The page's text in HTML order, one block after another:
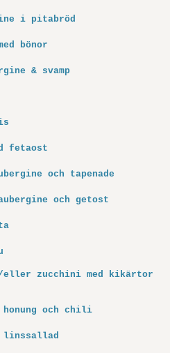
i pitabröd
bönor
& svamp
fetaost
och tapenade
och getost
eller zucchini med kikärtor
honung och chili
linssallad